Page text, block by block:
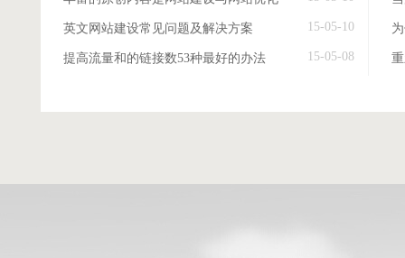
英文网站建设常见问题及解决方案 15-05-10
提高流量和的链接数53种最好的办法 15-05-08